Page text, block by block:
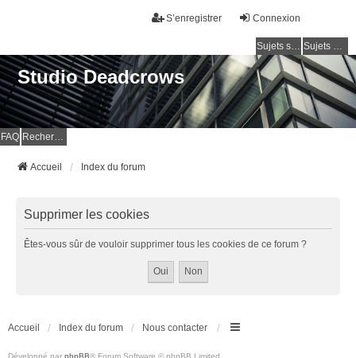
Connexion
S’enregistrer
Sujets sans réponse Sujets actifs
Studio Deadcrows
FAQ Rechercher
Accueil Index du forum
Supprimer les cookies
Êtes-vous sûr de vouloir supprimer tous les cookies de ce forum ?
Accueil Index du forum Nous contacter
Développé par phpBB® Forum Software © phpBB Limited